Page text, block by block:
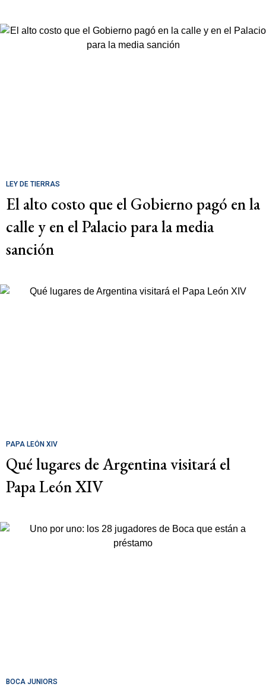
LEY DE TIERRAS
El alto costo que el Gobierno pagó en la
calle y en el Palacio para la media
sanción
PAPA LEÓN XIV
Qué lugares de Argentina visitará el
Papa León XIV
BOCA JUNIORS